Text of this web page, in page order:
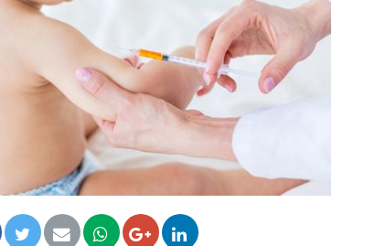
empathique ?
Bébés, jeunes enfants :
quelle trousse à pharmacie
pour les vacances ?
Syndrome métabolique :
quels sont les meilleurs
exercices physiques ?